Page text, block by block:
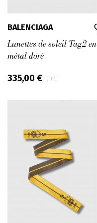
BALENCIAGA
Lunettes de soleil Tag2 en
métal doré
335,00 € TTC